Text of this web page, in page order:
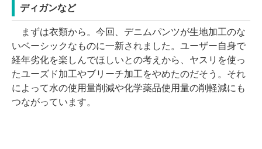
ディガンなど
まずは衣類から。今回、デニムパンツが生地加工のな
いベーシックなものに一新されました。ユーザー自身で
経年劣化を楽しんでほしいとの考えから、ヤスリを使っ
たユーズド加工やブリーチ加工をやめたのだそう。それ
によって水の使用量削減や化学薬品使用量の削軽減にも
つながっています。